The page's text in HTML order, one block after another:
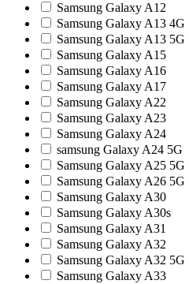
Samsung Galaxy A12
Samsung Galaxy A13 4G
Samsung Galaxy A13 5G
Samsung Galaxy A15
Samsung Galaxy A16
Samsung Galaxy A17
Samsung Galaxy A22
Samsung Galaxy A23
Samsung Galaxy A24
samsung Galaxy A24 5G
Samsung Galaxy A25 5G
Samsung Galaxy A26 5G
Samsung Galaxy A30
Samsung Galaxy A30s
Samsung Galaxy A31
Samsung Galaxy A32
Samsung Galaxy A32 5G
Samsung Galaxy A33